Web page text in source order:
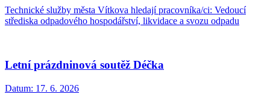
Technické služby města Vítkova hledají pracovníka/ci: Vedoucí
střediska odpadového hospodářství, likvidace a svozu odpadu
Letní prázdninová soutěž Déčka
Datum: 17. 6. 2026